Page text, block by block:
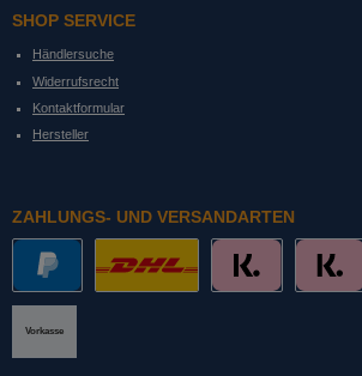
SHOP SERVICE
Händlersuche
Widerrufsrecht
Kontaktformular
Hersteller
ZAHLUNGS- UND VERSANDARTEN
Vorkasse